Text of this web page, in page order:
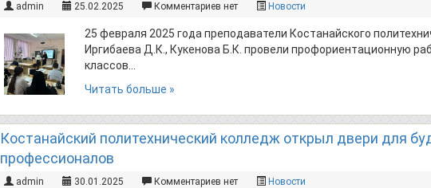
admin 25.02.2025 Комментариев нет Новости
25 февраля 2025 года преподаватели Костанайского
Иргибаева Д.К., Кукенова Б.К. провели профориентационную
классов…
Читать больше »
Костанайский политехнический колледж открыл двери для
профессионалов
admin 30.01.2025 Комментариев нет Новости